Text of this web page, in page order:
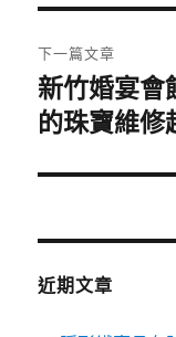
文
章:
下一篇文章
下
一
文
新竹婚宴會
的珠寶維修
近期文章